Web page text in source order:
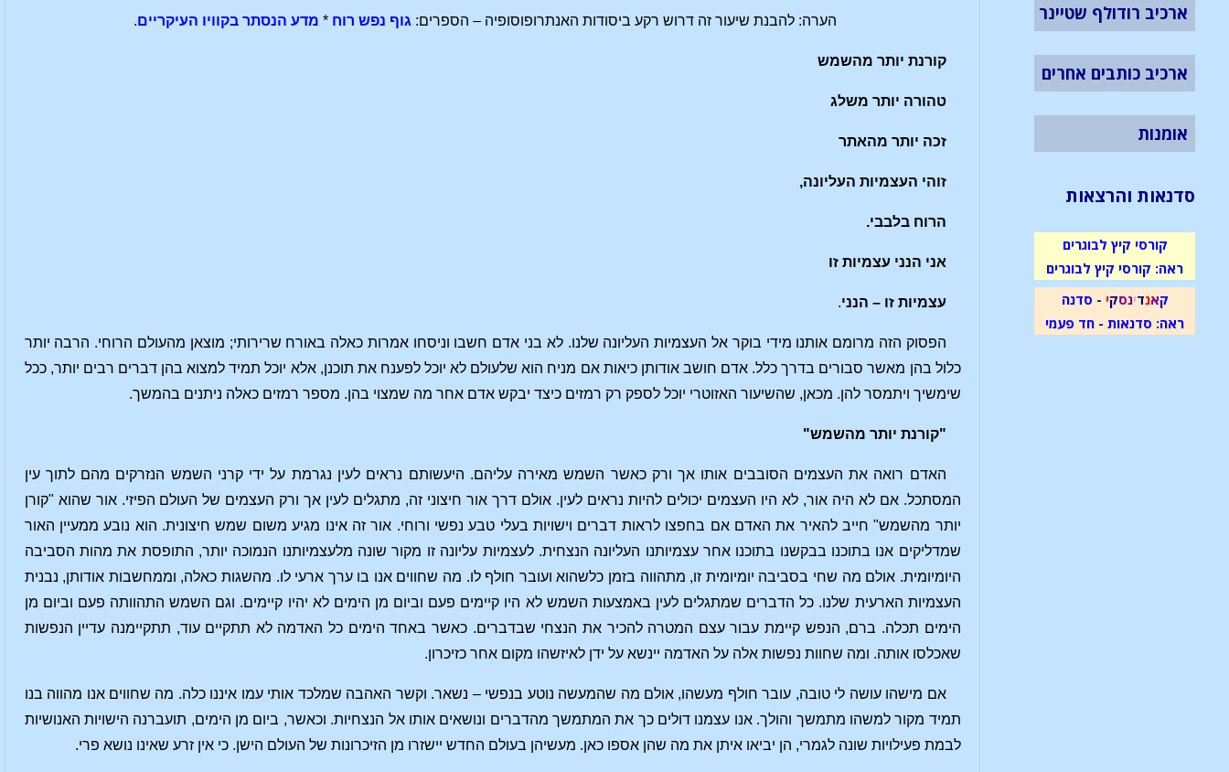
הערה: להבנת שיעור זה דרוש רקע ביסודות האנתרופוסופיה – הספרים: גוף נפש רוח * מדע הנסתר בקוויו העיקריים.
קורנת יותר מהשמש
טהורה יותר משלג
זכה יותר מהאתר
זוהי העצמיות העליונה,
הרוח בלבבי.
אני הנני עצמיות זו
עצמיות זו – הנני.
הפסוק הזה מרומם אותנו מידי בוקר אל העצמיות העליונה שלנו. לא בני אדם חשבו וניסחו אמרות כאלה באורח שרירותי; מוצאן מהעולם הרוחי. הרבה יותר
כלול בהן מאשר סבורים בדרך כלל. אדם חושב אודותן כיאות אם מניח הוא שלעולם לא יוכל לפענח את תוכנן, אלא יוכל תמיד למצוא בהן דברים רבים יותר, ככל
שימשיך ויתמסר להן. מכאן, שהשיעור האזוטרי יוכל לספק רק רמזים כיצד יבקש אדם אחר מה שמצוי בהן. מספר רמזים כאלה ניתנים בהמשך.
"קורנת יותר מהשמש"
האדם רואה את העצמים הסובבים אותו אך ורק כאשר השמש מאירה עליהם. היעשותם נראים לעין נגרמת על ידי קרני השמש הנזרקים מהם לתוך עין
המסתכל. אם לא היה אור, לא היו העצמים יכולים להיות נראים לעין. אולם דרך אור חיצוני זה, מתגלים לעין אך ורק העצמים של העולם הפיזי. אור שהוא "קורן
יותר מהשמש" חייב להאיר את האדם אם בחפצו לראות דברים וישויות בעלי טבע נפשי ורוחי. אור זה אינו מגיע משום שמש חיצונית. הוא נובע ממעיין האור
שמדליקים אנו בתוכנו בבקשנו בתוכנו אחר עצמיותנו העליונה הנצחית. לעצמיות עליונה זו מקור שונה מלעצמיותנו הנמוכה יותר, התופסת את מהות הסביבה
היומיומית. אולם מה שחי בסביבה יומיומית זו, מתהווה בזמן כלשהוא ועובר חולף לו. מה שחווים אנו בו ערך ארעי לו. מהשגות כאלה, וממחשבות אודותן, נבנית
העצמיות הארעית שלנו. כל הדברים שמתגלים לעין באמצעות השמש לא היו קיימים פעם וביום מן הימים לא יהיו קיימים. וגם השמש התהוותה פעם וביום מן
הימים תכלה. ברם, הנפש קיימת עבור עצם המטרה להכיר את הנצחי שבדברים. כאשר באחד הימים כל האדמה לא תתקיים עוד, תתקיימנה עדיין הנפשות
שאכלסו אותה. ומה שחוות נפשות אלה על האדמה יינשא על ידן לאיזשהו מקום אחר כזיכרון.
אם מישהו עושה לי טובה, עובר חולף מעשהו, אולם מה שהמעשה נוטע בנפשי – נשאר. וקשר האהבה שמלכד אותי עמו איננו כלה. מה שחווים אנו מהווה בנו
תמיד מקור למשהו מתמשך והולך. אנו עצמנו דולים כך את המתמשך מהדברים ונושאים אותו אל הנצחיות. וכאשר, ביום מן הימים, תועברנה הישויות האנושיות
לבמת פעילויות שונה לגמרי, הן יביאו איתן את מה שהן אספו כאן. מעשיהן בעולם החדש יישזרו מן הזיכרונות של העולם הישן. כי אין זרע שאינו נושא פרי.
ארכיב רודולף שטיינר
ארכיב כותבים אחרים
אומנות
סדנאות והרצאות
קורסי קיץ לבוגרים
ראה: קורסי קיץ לבוגרים
קאנדינסקי - סדנה
ראה: סדנאות - חד פעמי